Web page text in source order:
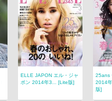
ELLE JAPON エル・ジャ
ポン 2014年3... [Lite版]
25ans
2014
版]